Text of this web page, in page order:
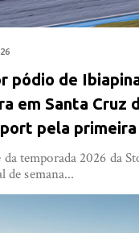
pódio de
em Santa Cruz
pela
temporada 2026 da
de semana...